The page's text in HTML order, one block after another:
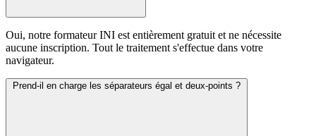
Oui, notre formateur INI est entièrement gratuit et ne nécessite
aucune inscription. Tout le traitement s'effectue dans votre
navigateur.
Prend-il en charge les séparateurs égal et deux-points ?